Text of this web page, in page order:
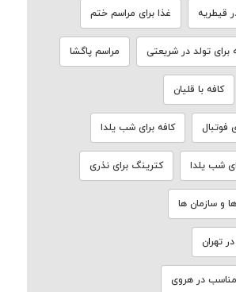
قیطریه غذا برای مراسم ختم
برای تولد در شریعتی مراسم پاگشا
کافه با قلیان
فوتبال کافه برای شب یلدا
شب یلدا کترینگ برای نذری
و سازمان ها
تهران
در هروی